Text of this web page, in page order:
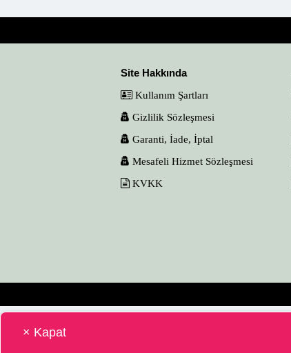
Site Hakkında
Kullanım Şartları
Gizlilik Sözleşmesi
Garanti, İade, İptal
Mesafeli Hizmet Sözleşmesi
KVKK
× Kapat